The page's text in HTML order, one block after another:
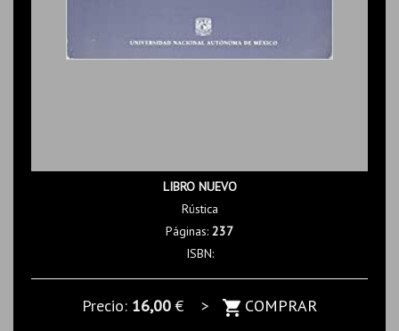
LIBRO NUEVO
Rústica
Páginas: 237
ISBN:
Precio: 16,00€ > COMPRAR